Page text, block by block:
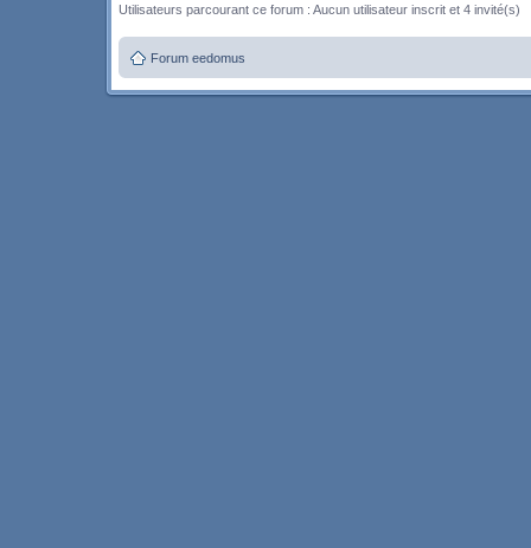
Utilisateurs parcourant ce forum : Aucun utilisateur inscrit et 4 invité(s)
Forum eedomus